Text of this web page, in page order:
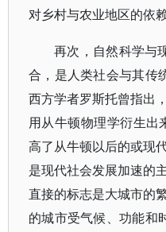
对乡村与农业地区的依赖
再次，自然科学与
合，是人类社会与其传
西方学者罗斯托曾指出
用从牛顿物理学衍生出
高了从牛顿以后的或现
是现代社会发展加速
直接的标志是大城市的
的城市受气候、功能和